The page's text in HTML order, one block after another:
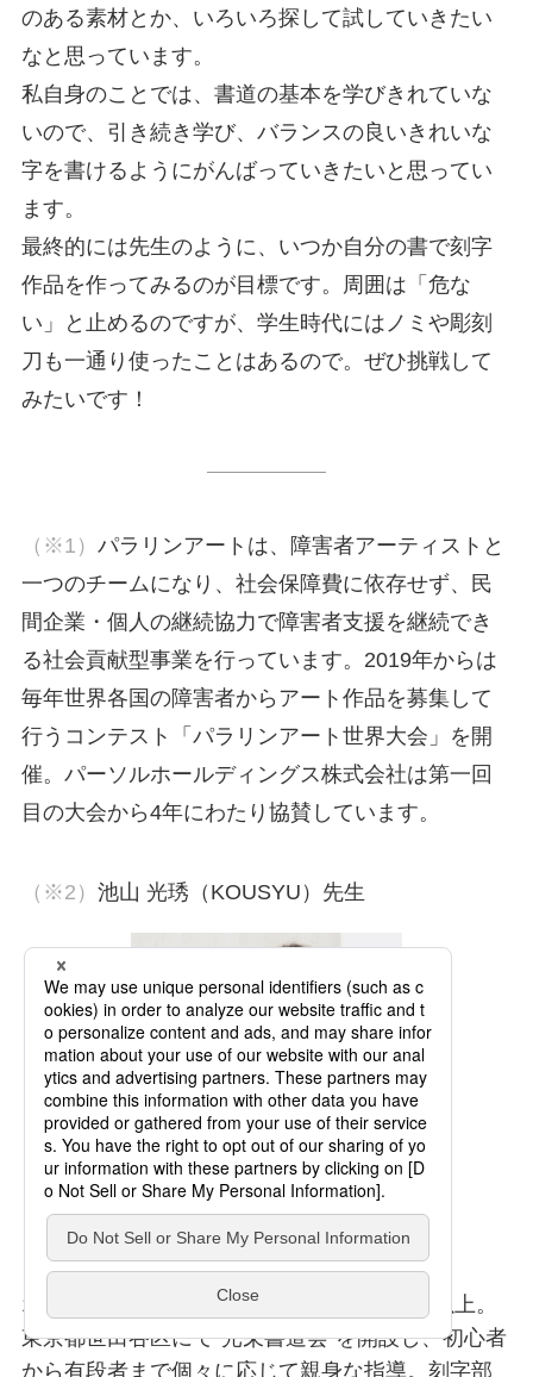
のある素材とか、いろいろ探して試していきたい
なと思っています。
私自身のことでは、書道の基本を学びきれていな
いので、引き続き学び、バランスの良いきれいな
字を書けるようにがんばっていきたいと思ってい
ます。
最終的には先生のように、いつか自分の書で刻字
作品を作ってみるのが目標です。周囲は「危な
い」と止めるのですが、学生時代にはノミや彫刻
刀も一通り使ったことはあるので。ぜひ挑戦して
みたいです！
（※1） パラリンアートは、障害者アーティストと
一つのチームになり、社会保障費に依存せず、民
間企業・個人の継続協力で障害者⽀援を継続でき
る社会貢献型事業を⾏っています。2019年からは
毎年世界各国の障害者からアート作品を募集して
行うコンテスト「パラリンアート世界大会」を開
催。パーソルホールディングス株式会社は第一回
目の大会から4年にわたり協賛しています。
（※2） 池山 光琇（KOUSYU）先生
13才より書道を始め、書道歴、刻字歴40年以上。
東京都世田谷区にて”光栄書道会”を開設し、初心者
から有段者まで個々に応じて親身な指導。刻字部